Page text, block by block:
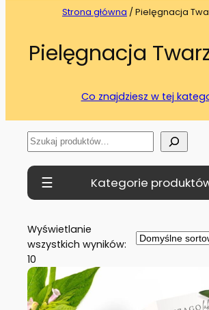
Strona główna / Pielęgnacja
Pielęgnacja
Co znajdziesz w tej
S
z
u
k
jWyświetlanie
wszystkich wyników:
10